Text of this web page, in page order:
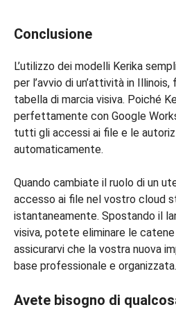
Conclusione
L’utilizzo dei modelli Kerika
per l’avvio di un’attività in
tabella di marcia visiva. Poiché
perfettamente con Google
tutti gli accessi ai file e le
automaticamente.
Quando cambiate il ruolo di un
accesso ai file nel vostro cloud
istantaneamente. Spostando il
visiva, potete eliminare le
assicurarvi che la vostra nuova
base professionale e organizzata.
Avete bisogno di